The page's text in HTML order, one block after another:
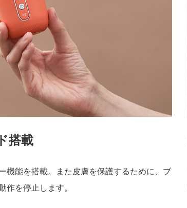
搭載
機能を搭載。また皮膚を保護するために、ブ
作を停止します。